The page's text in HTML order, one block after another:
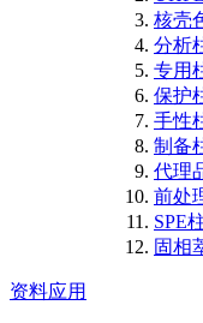
核壳
分析
专用
保护
手性
制备
代理
前处
SPE
固相
资料应用